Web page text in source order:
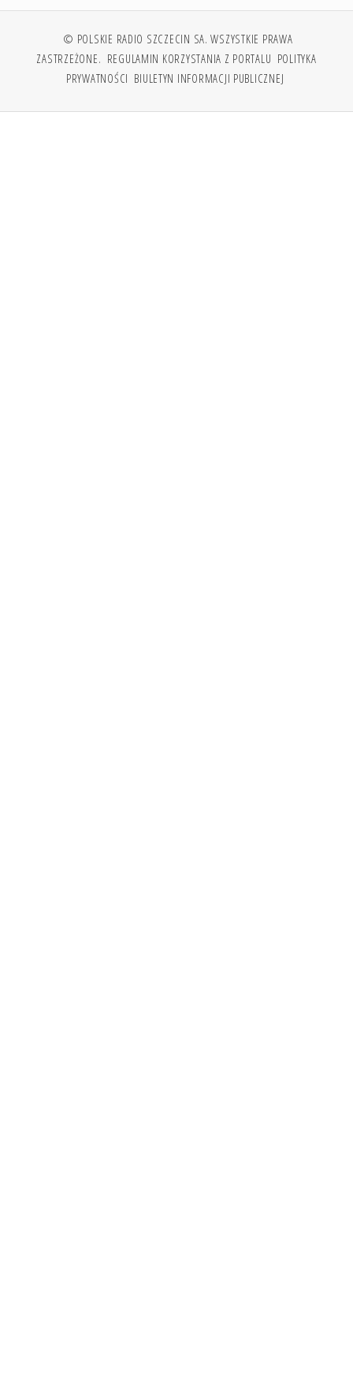
© POLSKIE RADIO SZCZECIN SA. WSZYSTKIE PRAWA
ZASTRZEŻONE. REGULAMIN KORZYSTANIA Z PORTALU POLITYKA
PRYWATNOŚCI BIULETYN INFORMACJI PUBLICZNEJ